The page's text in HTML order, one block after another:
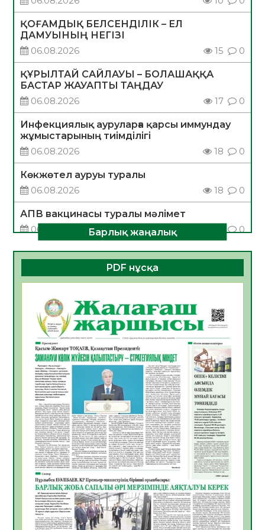
ҚОҒАМДЫҚ БЕЛСЕНДІЛІК – ЕЛ
ДАМУЫНЫҢ НЕГІЗІ
06.08.2026
15 0
ҚҰРЫЛТАЙ САЙЛАУЫ – БОЛАШАҚҚА
БАСТАР ЖАУАПТЫ ТАҢДАУ
06.08.2026
17 0
Инфекциялық ауруларға қарсы иммундау
жұмыстарының тиімділігі
06.08.2026
18 0
Көкжөтел ауруы туралы
06.08.2026
18 0
АПВ вакцинасы туралы мәлімет
06.08.2026
0
Open Air: Қызылорда облысы полиция
департаменті 20 мыңнан астам
көрерменнің қауіпсіздігін қамтамасыз етті
ҚЫЗЫЛОРДАДА «САНАЛЫ ҰРПАҚ –
ЖАРҚЫН БОЛАШАҚ» АТТЫ КЕҢЕЙТІЛГЕН
МӘЖІЛІС ӨТТІ
05.08.2026
30
Қазақстан Орталық Азиядағы көшуге ең
қолайлы ел атанды
05.08.2026
32
Өрт қауіпсіздігі талаптарын сақтау – әр
азаматтың міндеті
05.08.2026
32
Руслан Рүстемұлы облыс әкімінің
кеңесшісі болып тағайындалды
05.08.2026
29
Цифрландыру саласын дамыту аясында
Барлық жаңалық
PDF нұсқа